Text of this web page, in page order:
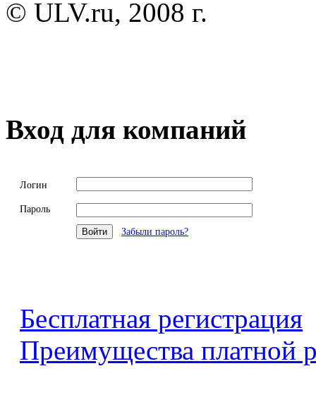
© ULV.ru, 2008 г.
Вход для компаний
Логин
Пароль
Забыли пароль?
Бесплатная регистрация
Преимущества платной